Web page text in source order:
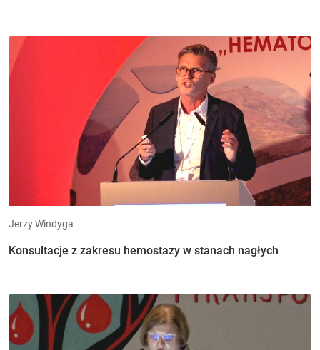
Jerzy Windyga
Konsultacje z zakresu hemostazy w stanach nagłych